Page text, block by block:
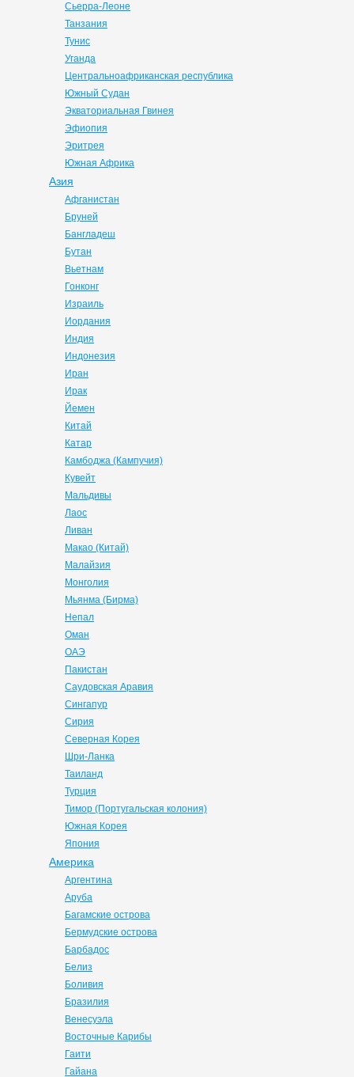
Сьерра-Леоне
Танзания
Тунис
Уганда
Центральноафриканская республика
Южный Судан
Экваториальная Гвинея
Эфиопия
Эритрея
Южная Африка
Азия
Афганистан
Бруней
Бангладеш
Бутан
Вьетнам
Гонконг
Израиль
Иордания
Индия
Индонезия
Иран
Ирак
Йемен
Китай
Катар
Камбоджа (Кампучия)
Кувейт
Мальдивы
Лаос
Ливан
Макао (Китай)
Малайзия
Монголия
Мьянма (Бирма)
Непал
Оман
ОАЭ
Пакистан
Саудовская Аравия
Сингапур
Сирия
Северная Корея
Шри-Ланка
Таиланд
Турция
Тимор (Португальская колония)
Южная Корея
Япония
Америка
Аргентина
Аруба
Багамские острова
Бермудские острова
Барбадос
Белиз
Боливия
Бразилия
Венесуэла
Восточные Карибы
Гаити
Гайана